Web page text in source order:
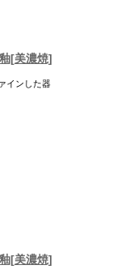
[美濃焼]
インした器
[美濃焼]